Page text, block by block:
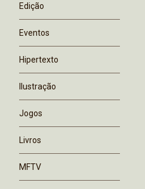
Edição
Eventos
Hipertexto
Ilustração
Jogos
Livros
MFTV